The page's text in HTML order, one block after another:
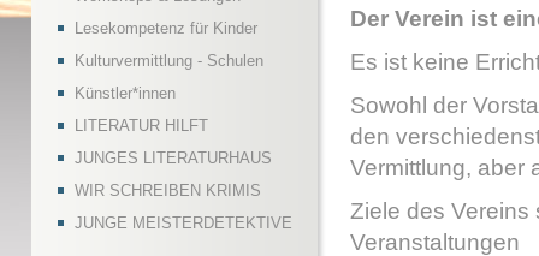
Lesekompetenz für Kinder
Kulturvermittlung - Schulen
Künstler*innen
LITERATUR HILFT
JUNGES LITERATURHAUS
WIR SCHREIBEN KRIMIS
JUNGE MEISTERDETEKTIVE
Der Verein ist
Es ist keine
Sowohl der
den
Vermittlung, aber
Ziele des Vereins
Veranstaltungen